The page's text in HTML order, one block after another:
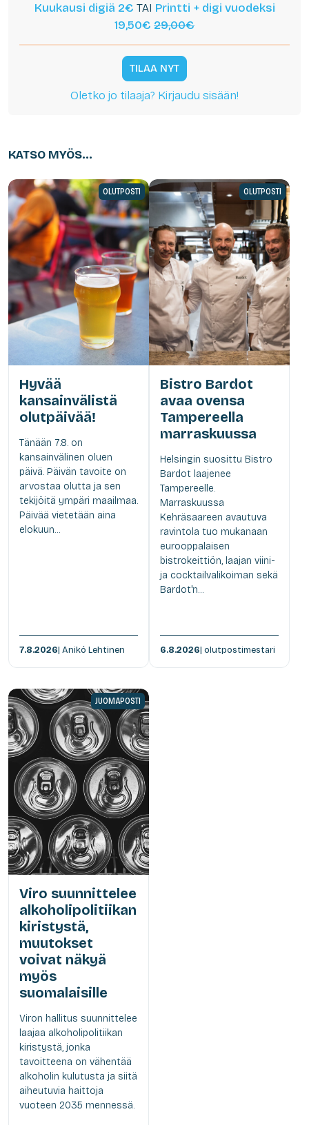
Kuukausi digiä 2€ TAI Printti + digi vuodeksi
19,50€ 29,00€
TILAA NYT
Oletko jo tilaaja? Kirjaudu sisään!
KATSO MYÖS...
OLUTPOSTI
Hyvää
kansainvälistä
olutpäivää!
Tänään 7.8. on
kansainvälinen oluen
päivä. Päivän tavoite on
arvostaa olutta ja sen
tekijöitä ympäri maailmaa.
Päivää vietetään aina
elokuun...
7.8.2026| Anikó Lehtinen
OLUTPOSTI
Bistro Bardot
avaa ovensa
Tampereella
marraskuussa
Helsingin suosittu Bistro
Bardot laajenee
Tampereelle.
Marraskuussa
Kehräsaareen avautuva
ravintola tuo mukanaan
eurooppalaisen
bistrokeittiön, laajan viini-
ja cocktailvalikoiman sekä
Bardot'n...
6.8.2026| olutpostimestari
JUOMAPOSTI
Viro suunnittelee
alkoholipolitiikan
kiristystä,
muutokset
voivat näkyä
myös
suomalaisille
Viron hallitus suunnittelee
laajaa alkoholipolitiikan
kiristystä, jonka
tavoitteena on vähentää
alkoholin kulutusta ja siitä
aiheutuvia haittoja
vuoteen 2035 mennessä.